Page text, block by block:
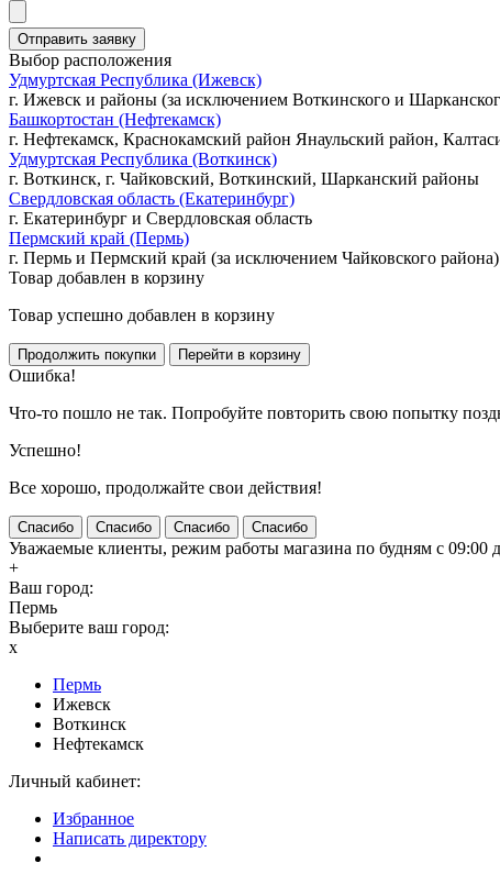
Выбор расположения
Удмуртская Республика (Ижевск)
г. Ижевск и районы (за исключением Воткинского и
Башкортостан (Нефтекамск)
г. Нефтекамск, Краснокамский район Янаульский район,
Удмуртская Республика (Воткинск)
г. Воткинск, г. Чайковский, Воткинский, Шарканский районы
Свердловская область (Екатеринбург)
г. Екатеринбург и Свердловская область
Пермский край (Пермь)
г. Пермь и Пермский край (за исключением Чайковского района)
Товар добавлен в корзину
Товар успешно добавлен в корзину
Ошибка!
Что-то пошло не так. Попробуйте повторить свою попытку
Успешно!
Все хорошо, продолжайте свои действия!
Спасибо Спасибо Спасибо Спасибо
Уважаемые клиенты, режим работы магазина по будням с 09:00
+
Ваш город:
Пермь
Выберите ваш город:
x
Пермь
Ижевск
Воткинск
Нефтекамск
Личный кабинет:
Избранное
Написать директору